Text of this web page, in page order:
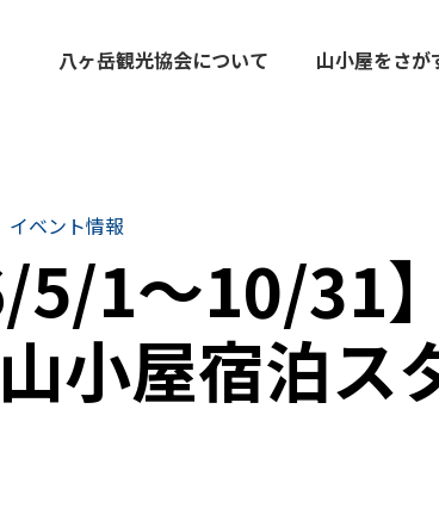
八ヶ岳観光協会について 山小屋をさが
イベント情報
5/1～10/31
小屋宿泊ス